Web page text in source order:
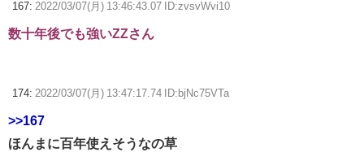
167: 2022/03/07(月) 13:46:43.07 ID:zvsvWvi10
数十年後でも強いZZさん
174: 2022/03/07(月) 13:47:17.74 ID:bjNc75VTa
>>167
ほんまに百年使えそうなの草